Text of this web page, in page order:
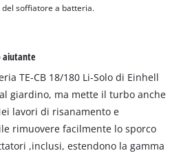
soffiatore a batteria.
aiutante
TE-CB 18/180 Li-Solo di Einhell
giardino, ma mette il turbo anche
lavori di risanamento e
rimuovere facilmente lo sporco
,inclusi, estendono la gamma